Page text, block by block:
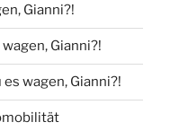
Gianni?!
Gianni?!
wagen, Gianni?!